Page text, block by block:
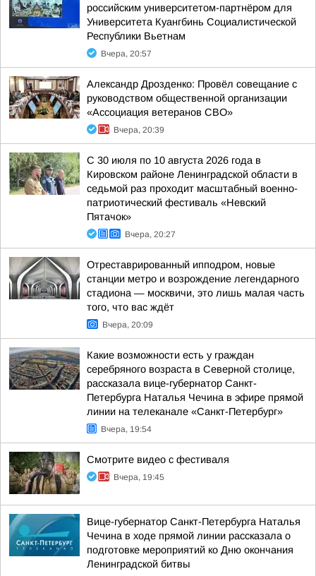
российским университетом-партнёром для
Университета Куангбинь Социалистической
Республики Вьетнам
Вчера, 20:57
Александр Дрозденко: Провёл совещание с
руководством общественной организации
«Ассоциация ветеранов СВО»
Вчера, 20:39
С 30 июля по 10 августа 2026 года в
Кировском районе Ленинградской области в
седьмой раз проходит масштабный военно-
патриотический фестиваль «Невский
Пятачок»
Вчера, 20:27
Отреставрированный ипподром, новые
станции метро и возрождение легендарного
стадиона — москвичи, это лишь малая часть
того, что вас ждёт
Вчера, 20:09
Какие возможности есть у граждан
серебряного возраста в Северной столице,
рассказала вице-губернатор Санкт-
Петербурга Наталья Чечина в эфире прямой
линии на телеканале «Санкт-Петербург»
Вчера, 19:54
Смотрите видео с фестиваля
Вчера, 19:45
Вице-губернатор Санкт-Петербурга Наталья
Чечина в ходе прямой линии рассказала о
подготовке мероприятий ко Дню окончания
Ленинградской битвы